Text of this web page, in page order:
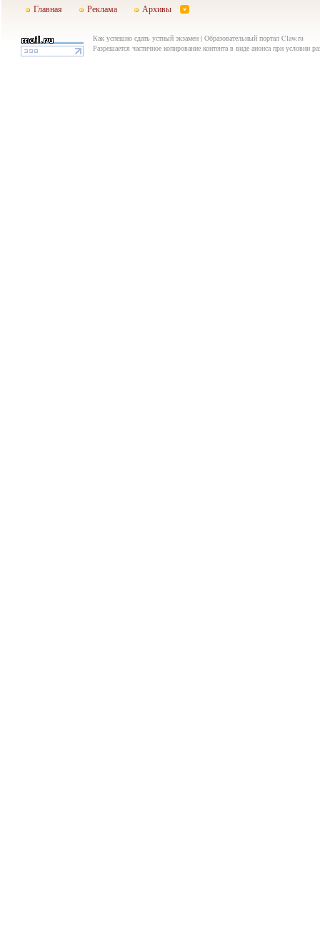
Главная Реклама Архивы
Как успешно сдать устный экзамен | Образовательный портал Claw.ru
Разрешается частичное копирование контента в виде анонса при условии